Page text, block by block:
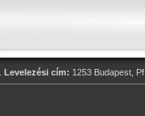
Levelezési cím: 1253 Budapest,